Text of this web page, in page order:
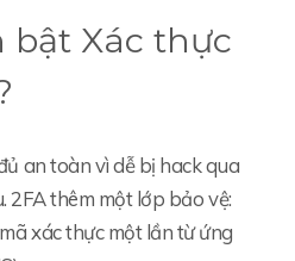
bật Xác thực
an toàn vì dễ bị hack qua
2FA thêm một lớp bảo vệ:
xác thực một lần từ ứng